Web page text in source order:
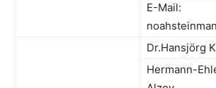
E-Mail:
Dr.Hansjörg
Hermann-